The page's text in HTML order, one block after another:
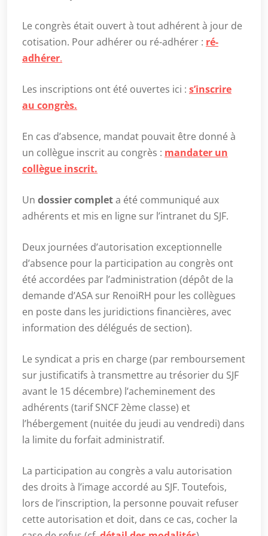
Le congrès était ouvert à tout adhérent à jour de
cotisation. Pour adhérer ou ré-adhérer : ré-
adhérer.
Les inscriptions ont été ouvertes ici : s’inscrire
au congrès.
En cas d’absence, mandat pouvait être donné à
un collègue inscrit au congrès : mandater un
collègue inscrit.
Un dossier completa été communiqué aux
adhérents et mis en ligne sur l’intranet du SJF.
Deux journées d’autorisation exceptionnelle
d’absence pour la participation au congrès ont
été accordées par l’administration (dépôt de la
demande d’ASA sur RenoiRH pour les collègues
en poste dans les juridictions financières, avec
information des délégués de section).
Le syndicat a pris en charge (par remboursement
sur justificatifs à transmettre au trésorier du SJF
avant le 15 décembre) l’acheminement des
adhérents (tarif SNCF 2ème classe) et
l’hébergement (nuitée du jeudi au vendredi) dans
la limite du forfait administratif.
La participation au congrès a valu autorisation
des droits à l’image accordé au SJF. Toutefois,
lors de l’inscription, la personne pouvait refuser
cette autorisation et doit, dans ce cas, cocher la